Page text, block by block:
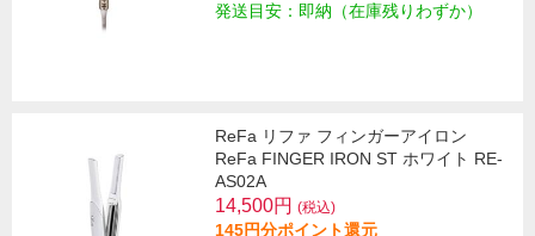
発送目安：即納（在庫残りわずか）
ReFa リファ フィンガーアイロン
ReFa FINGER IRON ST ホワイト RE-
AS02A
14,500円 (税込)
145円分ポイント還元